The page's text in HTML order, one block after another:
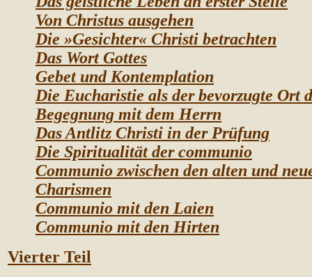
Von Christus ausgehen
Die »Gesichter« Christi betrachten
Das Wort Gottes
Gebet und Kontemplation
Die Eucharistie als der bevorzugte Ort
Begegnung mit dem Herrn
Das Antlitz Christi in der Prüfung
Die Spiritualität der communio
Communio zwischen den alten und
Charismen
Communio mit den Laien
Communio mit den Hirten
Vierter Teil